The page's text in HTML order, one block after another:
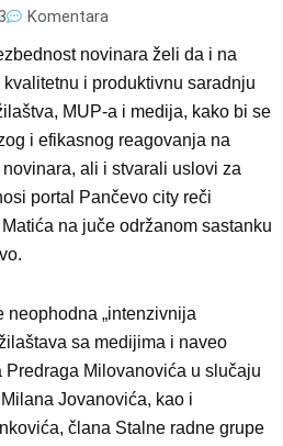
Komentara
novinara želi da i na
i produktivnu saradnju
MUP-a i medija, kako bi se
i efikasnog reagovanja na
ali i stvarali uslovi za
portal Pančevo city reči
na juče održanom sastanku
neophodna „intenzivnija
sa medijima i naveo
Predraga Milovanovića u slučaju
Jovanovića, kao i
člana Stalne radne grupe